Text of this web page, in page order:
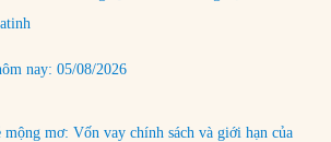
nay: 05/08/2026
mộng mơ: Vốn vay chính sách và giới hạn của